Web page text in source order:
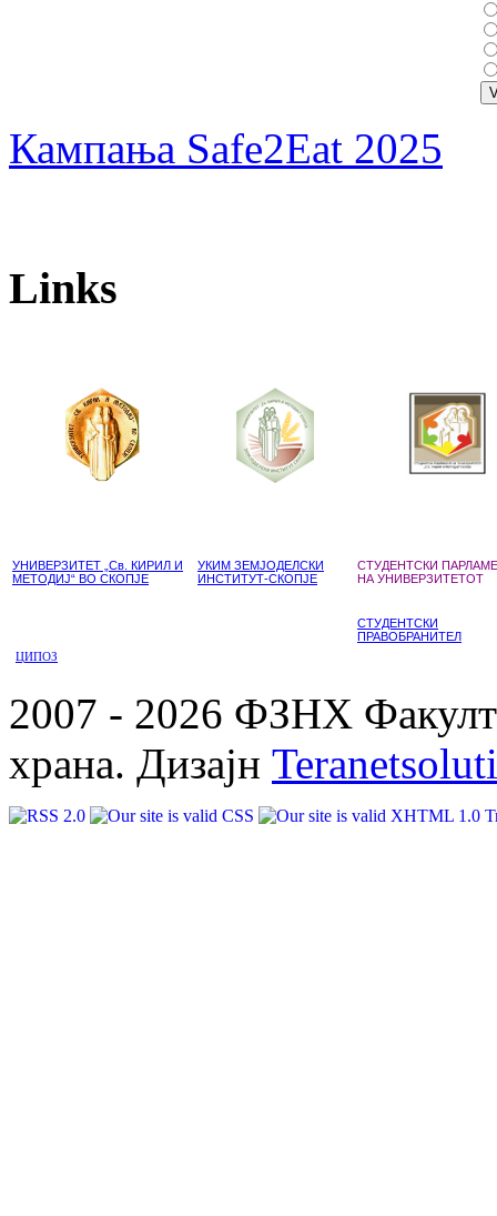
Кампања Safe2Eat 2025
Links
УНИВЕРЗИТЕТ „Св. КИРИЛ И
МЕТОДИЈ“ ВО СКОПЈЕ
УКИМ ЗЕМЈОДЕЛСКИ
ИНСТИТУТ-СКОПЈЕ
СТУДЕНТСКИ
НА УНИВЕРЗИТЕТОТ
СТУДЕНТСКИ
ПРАВОБРАНИТЕЛ
ЦИПОЗ
2007 - 2026 ФЗНХ
храна. Дизајн